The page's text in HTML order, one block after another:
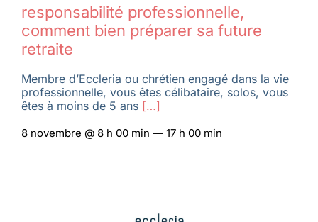
responsabilité professionnelle,
comment bien préparer sa future
retraite
Membre d’Eccleria ou chrétien engagé dans la vie
professionnelle, vous êtes célibataire, solos, vous
êtes à moins de 5 ans[…]
8 novembre @ 8 h 00 min — 17 h 00 min